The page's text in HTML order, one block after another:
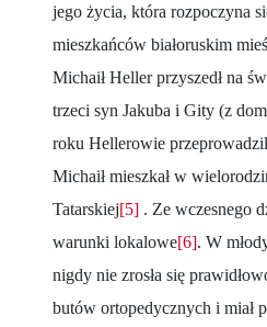
jego życia, która rozpoczyna
mieszkańców białoruskim
Michaił Heller przyszedł na
trzeci syn Jakuba i Gity (z
roku Hellerowie
Michaił mieszkał w
Tatarskiej[5] . Ze wczesnego
warunki lokalowe[6]. W
nigdy nie zrosła się
butów ortopedycznych i miał